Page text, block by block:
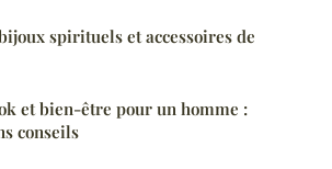
spirituels et accessoires de
et bien-être pour un homme :
conseils